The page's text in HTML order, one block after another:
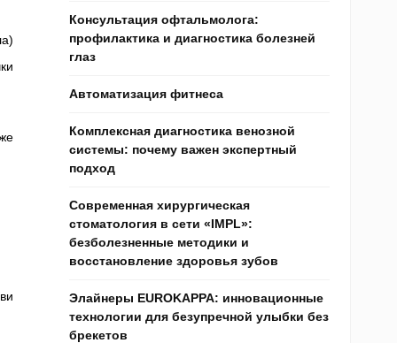
Консультация офтальмолога:
профилактика и диагностика болезней
глаз
Автоматизация фитнеса
Комплексная диагностика венозной
системы: почему важен экспертный
подход
Современная хирургическая
стоматология в сети «IMPL»:
безболезненные методики и
восстановление здоровья зубов
Элайнеры EUROKAPPA: инновационные
технологии для безупречной улыбки без
брекетов